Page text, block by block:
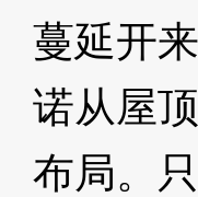
蔓延开
诺从屋
布局。